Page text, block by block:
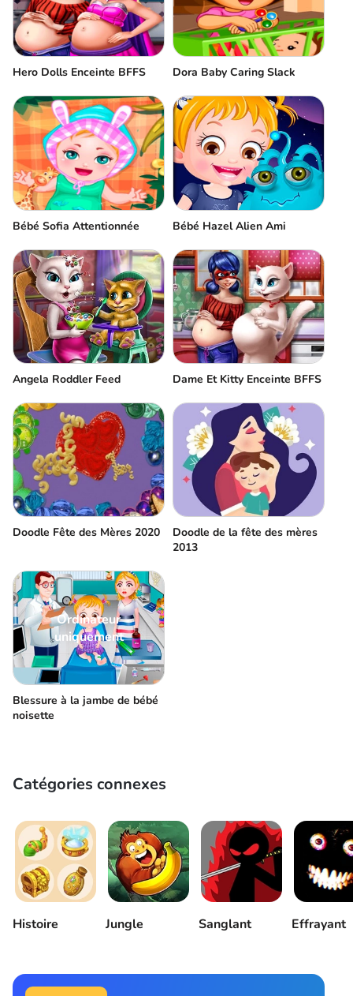
Hero Dolls Enceinte BFFS Dora Baby Caring Slack
Bébé Sofia Attentionnée Bébé Hazel Alien Ami
Angela Roddler Feed Dame Et Kitty Enceinte BFFS
Doodle Fête des Mères 2020
Doodle de la fête des mères
2013
Ordinateur
uniquement
Blessure à la jambe de bébé
noisette
Catégories connexes
Histoire Jungle Sanglant Effrayant